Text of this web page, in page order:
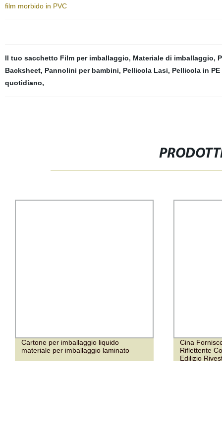
film morbido in PVC
Il tuo sacchetto Film per imballaggio, Materiale di imballaggio,
Backsheet, Pannolini per bambini, Pellicola Lasi, Pellicola in
quotidiano,
Cartone per imballaggio liquido
materiale per imballaggio laminato
Cina
Riflettente
Edilizio